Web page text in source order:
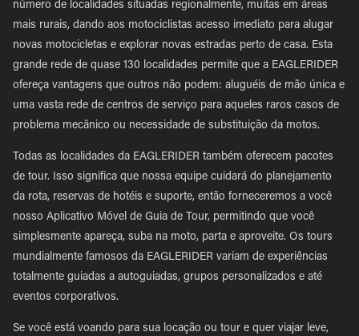
número de localidades situadas regionalmente, muitas em áreas
mais rurais, dando aos motociclistas acesso imediato para alugar
novas motocicletas e explorar novas estradas perto de casa. Esta
grande rede de quase 130 localidades permite que a EAGLERIDER
ofereça vantagens que outros não podem: aluguéis de mão única e
uma vasta rede de centros de serviço para aqueles raros casos de
problema mecânico ou necessidade de substituição da motos.
Todas as localidades da EAGLERIDER também oferecem pacotes
de tour. Isso significa que nossa equipe cuidará do planejamento
da rota, reservas de hotéis e suporte, então forneceremos a você
nosso Aplicativo Móvel de Guia de Tour, permitindo que você
simplesmente apareça, suba na moto, parta e aproveite. Os tours
mundialmente famosos da EAGLERIDER variam de experiências
totalmente guiadas a autoguiadas, grupos personalizados e até
eventos corporativos.
Se você está voando para sua locação ou tour e quer viajar leve,